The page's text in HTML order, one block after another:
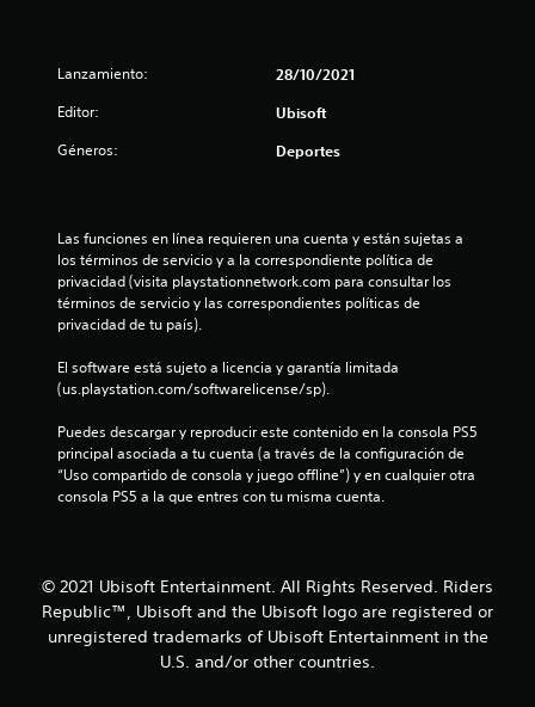
Lanzamiento: 28/10/2021
Editor: Ubisoft
Géneros: Deportes
Las funciones en línea requieren una cuenta y están sujetas a
los términos de servicio y a la correspondiente política de
privacidad (visita playstationnetwork.com para consultar los
términos de servicio y las correspondientes políticas de
privacidad de tu país).
El software está sujeto a licencia y garantía limitada
(us.playstation.com/softwarelicense/sp).
Puedes descargar y reproducir este contenido en la consola PS5
principal asociada a tu cuenta (a través de la configuración de
“Uso compartido de consola y juego offline”) y en cualquier otra
consola PS5 a la que entres con tu misma cuenta.
© 2021 Ubisoft Entertainment. All Rights Reserved. Riders
Republic™, Ubisoft and the Ubisoft logo are registered or
unregistered trademarks of Ubisoft Entertainment in the
U.S. and/or other countries.